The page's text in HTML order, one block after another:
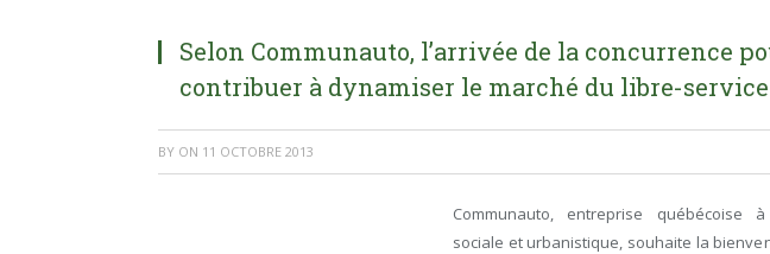
Selon Communauto, l’arrivée de la concurrence
contribuer à dynamiser le marché du libre-service
BY ON 11 OCTOBRE 2013
Communauto, entreprise québécoise
sociale et urbanistique, souhaite la